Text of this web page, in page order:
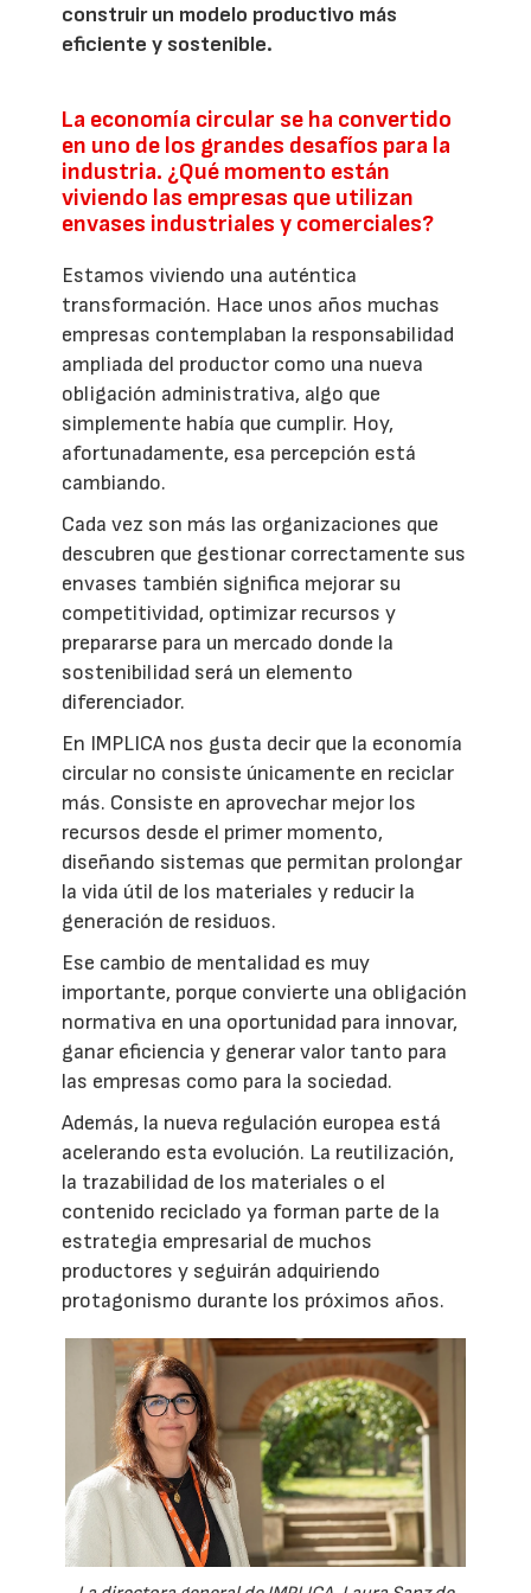
construir un modelo productivo más
eficiente y sostenible.
La economía circular se ha convertido
en uno de los grandes desafíos para la
industria. ¿Qué momento están
viviendo las empresas que utilizan
envases industriales y comerciales?
Estamos viviendo una auténtica
transformación. Hace unos años muchas
empresas contemplaban la responsabilidad
ampliada del productor como una nueva
obligación administrativa, algo que
simplemente había que cumplir. Hoy,
afortunadamente, esa percepción está
cambiando.
Cada vez son más las organizaciones que
descubren que gestionar correctamente sus
envases también significa mejorar su
competitividad, optimizar recursos y
prepararse para un mercado donde la
sostenibilidad será un elemento
diferenciador.
En IMPLICA nos gusta decir que la economía
circular no consiste únicamente en reciclar
más. Consiste en aprovechar mejor los
recursos desde el primer momento,
diseñando sistemas que permitan prolongar
la vida útil de los materiales y reducir la
generación de residuos.
Ese cambio de mentalidad es muy
importante, porque convierte una obligación
normativa en una oportunidad para innovar,
ganar eficiencia y generar valor tanto para
las empresas como para la sociedad.
Además, la nueva regulación europea está
acelerando esta evolución. La reutilización,
la trazabilidad de los materiales o el
contenido reciclado ya forman parte de la
estrategia empresarial de muchos
productores y seguirán adquiriendo
protagonismo durante los próximos años.